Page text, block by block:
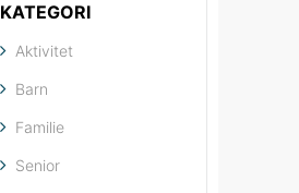
KATEGORI
Aktivitet
Barn
Familie
Senior